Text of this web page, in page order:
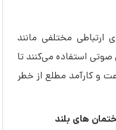
ارتباطی مختلفی مانند
استفاده می‌کنند تا
و کارآمد مطلع از خطر
های بلند